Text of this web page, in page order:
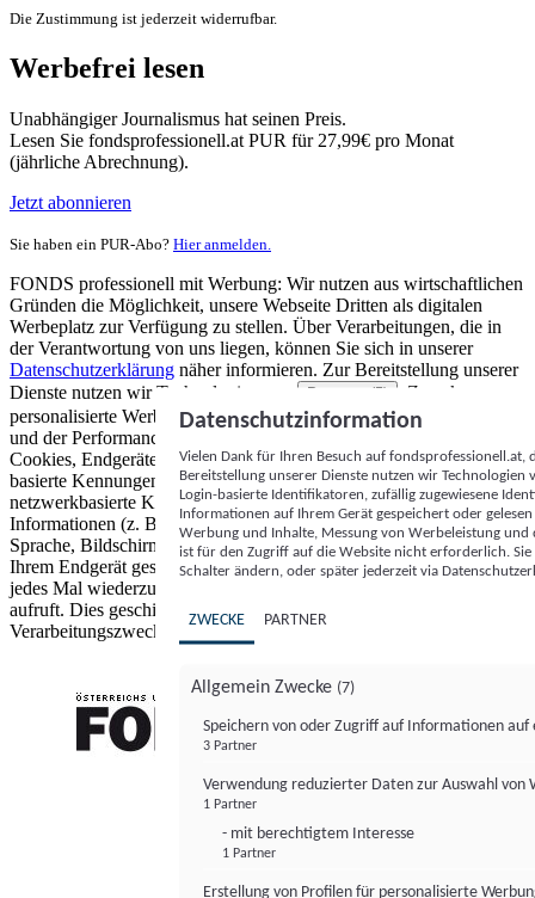
Die Zustimmung ist jederzeit widerrufbar.
Werbefrei lesen
Unabhängiger Journalismus hat seinen Preis.
Lesen Sie fondsprofessionell.at PUR für 27,99€ pro Monat
(jährliche Abrechnung).
Jetzt abonnieren
Sie haben ein PUR-Abo? Hier anmelden.
FONDS professionell mit Werbung: Wir nutzen aus wirtschaftlichen
Gründen die Möglichkeit, unsere Webseite Dritten als digitalen
Werbeplatz zur Verfügung zu stellen. Über Verarbeitungen, die in
der Verantwortung von uns liegen, können Sie sich in unserer
Datenschutzerklärung näher informieren. Zur Bereitstellung unserer
Dienste nutzen wir Technologien von
Partnern (5)
. Zwecke:
personalisierte Werbung und Inhalte, Messung von Werbeleistung
und der Performance von Inhalten sowie Zielgruppenforschung.
Cookies, Endgeräte- oder ähnliche Online-Kennungen (z. B. login-
basierte Kennungen, zufällig generierte Kennungen,
netzwerkbasierte Kennungen) können zusammen mit anderen
Informationen (z. B. Browsertyp und Browserinformationen,
Sprache, Bildschirmgröße, unterstützte Technologien usw.) auf
Ihrem Endgerät gespeichert oder von dort ausgelesen werden, um es
jedes Mal wiederzuerkennen, wenn es eine App oder einer Webseite
aufruft. Dies geschieht für einen oder mehrere der hier aufgeführten
Verarbeitungszwecke.
Datenschutzinformation
Vielen Dank für Ihren Besuch auf
Bereitstellung unserer Dienste nutzen wir Technologien
Login-basierte Identifikatoren, zufällig zugewiesene
Informationen auf Ihrem Gerät gespeichert oder
Werbung und Inhalte, Messung von Werbeleistung
ist für den Zugriff auf die Website nicht erforderlich.
Schalter ändern, oder später jederzeit via
ZWECKE PARTNER
Allgemein Zwecke (7)
Speichern von oder Zugriff auf Informationen auf
3 Partner
Verwendung reduzierter Daten zur Auswahl von
1 Partner
- mit berechtigtem Interesse
1 Partner
Erstellung von Profilen für personalisierte
FONDS professionell